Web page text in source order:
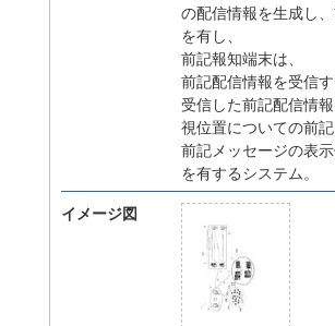
の配信情報を生成し
を有し、
前記報知端末は、
前記配信情報を受信す
受信した前記配信情
視位置についての前
前記メッセージの表
を有するシステム。
イメージ図